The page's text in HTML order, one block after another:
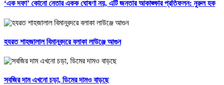
‘এক দফা’ কোনো নেতার একক ঘোষণা নয়, এটি জনতার আকাঙ্ক্ষার প্রতিফলন: নুরুল হক
হযরত শাহজালাল বিমানবন্দরে বলাকা লাউঞ্জে আগুন
সবজির দাম এখনো চড়া, ডিমের দামও বাড়ছে